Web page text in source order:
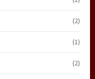
(2)
(1)
(2)